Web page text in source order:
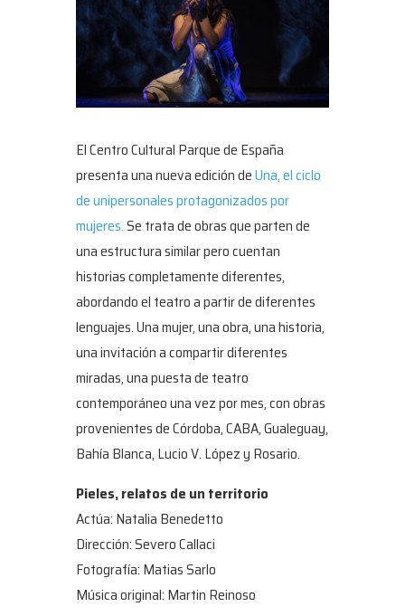
El Centro Cultural Parque de España
presenta una nueva edición deUna, el ciclo
de unipersonales protagonizados por
mujeres.Se trata de obras que parten de
una estructura similar pero cuentan
historias completamente diferentes,
abordando el teatro a partir de diferentes
lenguajes. Una mujer, una obra, una historia,
una invitación a compartir diferentes
miradas, una puesta de teatro
contemporáneo una vez por mes, con obras
provenientes de Córdoba, CABA, Gualeguay,
Bahía Blanca, Lucio V. López y Rosario.
Pieles, relatos de un territorio
Actúa: Natalia Benedetto
Dirección: Severo Callaci
Fotografía: Matias Sarlo
Música original: Martin Reinoso